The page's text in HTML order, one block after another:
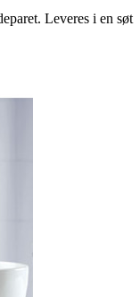
Leveres i en søt